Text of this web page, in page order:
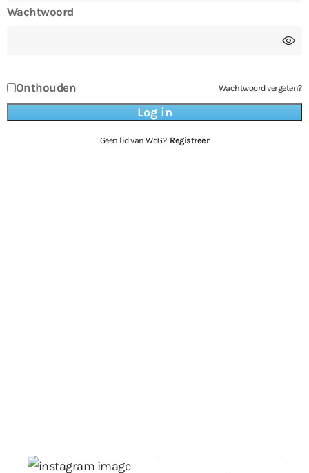
Wachtwoord
Onthouden Wachtwoord vergeten?
Geen lid van WdG? Registreer